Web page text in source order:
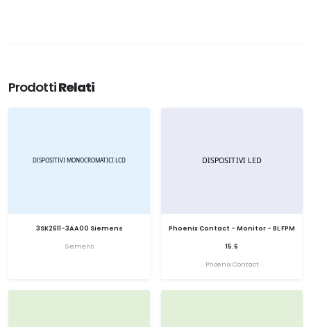
ProdottiRelati
3SK2611-3AA00 Siemens
Siemens
Phoenix Contact - Monitor - BL FPM
15.6
Phoenix Contact